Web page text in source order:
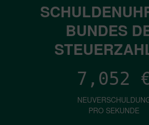
BUNDES
7,052
PRO SEKUNDE